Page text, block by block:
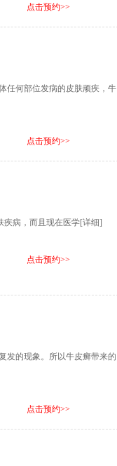
点击预约>>
任何部位发病的皮肤顽疾，牛
点击预约>>
疾病，而且现在医学[详细]
点击预约>>
发的现象。所以牛皮癣带来的
点击预约>>